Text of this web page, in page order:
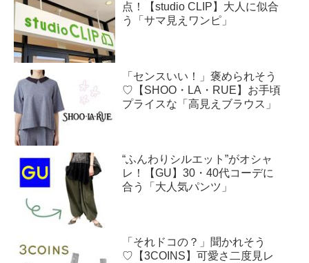
点！【studio CLIP】大人に似合
う「サマ見えワンピ」
「センスいい！」褒められそう
♡【SHOO・LA・RUE】お手頃
プライスな「高見えブラウス」
“ふんわりシルエット”がオシャ
レ！【GU】30・40代コーデに
合う「大人気パンツ」
「それドコの？」聞かれそう
♡【3COINS】可愛さ二度見レ